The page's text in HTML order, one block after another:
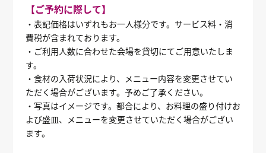
【ご予約に際して】
・表記価格はいずれもお一人様分です。サービス料・消
費税が含まれております。
・ご利用人数に合わせた会場を貸切にてご用意いたしま
す。
・食材の入荷状況により、メニュー内容を変更させてい
ただく場合がございます。予めご了承ください。
・写真はイメージです。都合により、お料理の盛り付けお
よび盛皿、メニューを変更させていただく場合がござい
ます。